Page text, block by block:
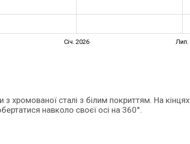
Січ. 2026 Лип.
з хромованої сталі з білим покриттям. На кінцях
навколо своєї осі на 360°.